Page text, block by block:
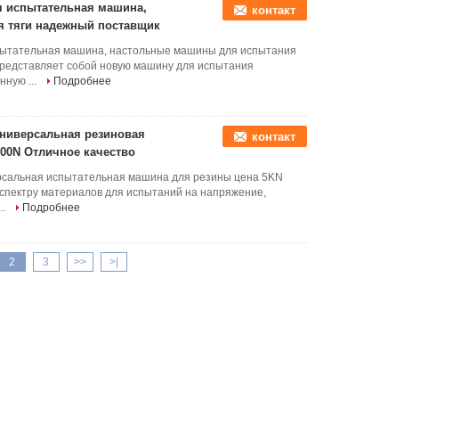
испытательная машина,
надежный поставщик
контакт
машина, настольные машины для испытания
собой новую машину для испытания
...
Подробнее
резиновая
Отличное качество
контакт
испытательная машина для резины цена 5KN
материалов для испытаний на напряжение,
Подробнее
2 3 >> >|